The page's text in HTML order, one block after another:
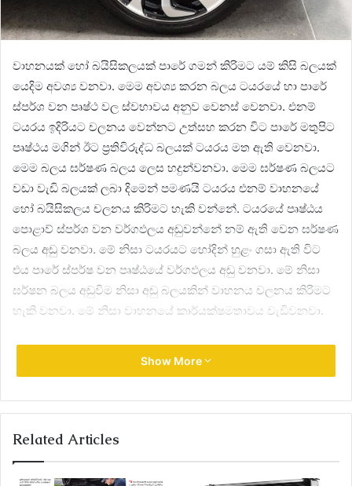
වාහනයක් හෝ බයිසිකලයක් පාරේ ගමන් කිරිමට යම් කිසි බලයක්
යෙදිම අවශ්‍ය වනවා. මෙම අවශ්‍ය කරන බලය ටයරයේ හා පාරේ
ස්පර්ශ වන පෘෂ්ථ වල ස්වභාවය අනුව වෙනස් වෙනවා. එනම්
ටයරය ඉදිරියට චලනය වෙන්නට උත්සහ කරන විට පාරේ මතුපිට
පෘෂ්ථය මගින් ඊට ප්‍රතිවිරුද්ධ බලයක් ටයරය මත ඇති වෙනවා.
මෙම බලය ඝර්ෂණ බලය ලෙස හදුන්වනවා. මෙම ඝර්ෂණ බලයට
වඩා වැඩි බලයක් ලබා දිමෙන් පමණයි ටයරය එනම් වාහනයේ
හෝ බයිසිකලය චලනය කිරිමට හැකි වන්නේ. ටයරයේ පෘෂ්ඨය
පොළාව් ස්පර්ශ වන වර්ගඵලය අඩුවන්නේ නම් ඇති වෙන ඝර්ෂණ
බලය අඩු වනවා. මේ නිසා ටයරයට හෝදින් හුළං ගසා ඇති විට
එය පාරේ ස්පර්ෂ වන පෘෂ්ඨයේ වර්ගඵලය අඩු වනවා. මේ නිසා
ඝර්ෂන බලය අඩුවිම නිසා අඩු බලයකින් වාහනය චලනය කිරිමට
හැකි වනවා. මේ නිසා වාහනයේ කාර්යක්ෂමතාවය වැඩිවනවා.
Show More
Related Articles